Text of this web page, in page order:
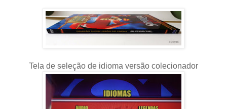
Tela de seleção de idioma versão colecionador